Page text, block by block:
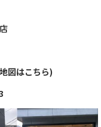
図はこちら)